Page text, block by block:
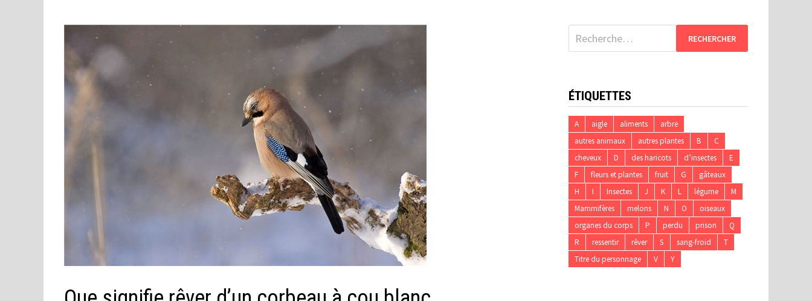
Rechercher :
ÉTIQUETTES
A aigle aliments
arbre
autres animaux
autres plantes B
C
cheveux
D des haricots d’insectes
E
F
fleurs et plantes fruit G
gâteaux
H
I Insectes J K L légume
M
Mammifères
melons N O
oiseaux
organes du corps
P perdu prison
Q
R
ressentir rêver S sang-froid
T
Titre du personnage
V Y